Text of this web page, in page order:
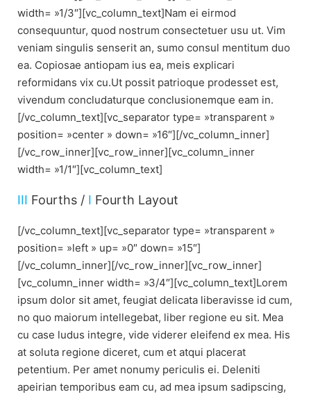
width= »1/3″][vc_column_text]Nam ei eirmod
consequuntur, quod nostrum consectetuer usu ut. Vim
veniam singulis senserit an, sumo consul mentitum duo
ea. Copiosae antiopam ius ea, meis explicari
reformidans vix cu.Ut possit patrioque prodesset est,
vivendum concludaturque conclusionemque eam in.
[/vc_column_text][vc_separator type= »transparent »
position= »center » down= »16″][/vc_column_inner]
[/vc_row_inner][vc_row_inner][vc_column_inner
width= »1/1″][vc_column_text]
III Fourths / I Fourth Layout
[/vc_column_text][vc_separator type= »transparent »
position= »left » up= »0″ down= »15″]
[/vc_column_inner][/vc_row_inner][vc_row_inner]
[vc_column_inner width= »3/4″][vc_column_text]Lorem
ipsum dolor sit amet, feugiat delicata liberavisse id cum,
no quo maiorum intellegebat, liber regione eu sit. Mea
cu case ludus integre, vide viderer eleifend ex mea. His
at soluta regione diceret, cum et atqui placerat
petentium. Per amet nonumy periculis ei. Deleniti
apeirian temporibus eam cu, ad mea ipsum sadipscing,